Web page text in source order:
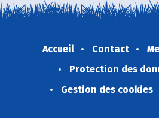
Accueil Contact
Protection des
Gestion des cookies